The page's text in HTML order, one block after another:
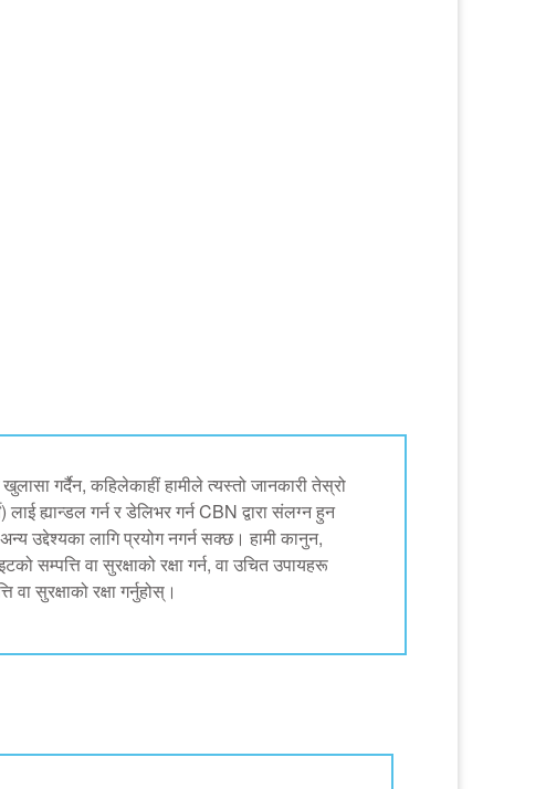
गर्दैन, कहिलेकाहीं हामीले त्यस्तो जानकारी तेस्रो
ह्यान्डल गर्न र डेलिभर गर्न CBN द्वारा संलग्न हुन
उद्देश्यका लागि प्रयोग नगर्न सक्छ। हामी कानुन,
सम्पत्ति वा सुरक्षाको रक्षा गर्न, वा उचित उपायहरू
सुरक्षाको रक्षा गर्नुहोस्।